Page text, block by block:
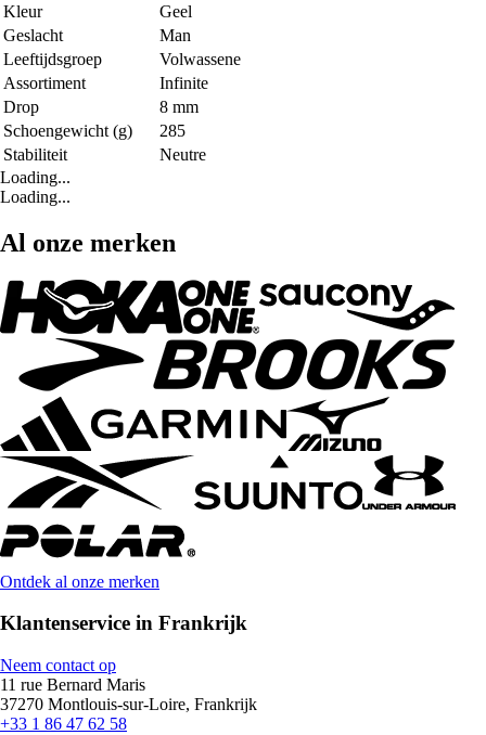
Kleur
Geel
Geslacht
Man
Leeftijdsgroep
Volwassene
Assortiment
Infinite
Drop
8 mm
Schoengewicht (g)
285
Stabiliteit
Neutre
Loading...
Loading...
Al onze merken
Ontdek al onze merken
Klantenservice in Frankrijk
Neem contact op
11 rue Bernard Maris
37270 Montlouis-sur-Loire, Frankrijk
+33 1 86 47 62 58